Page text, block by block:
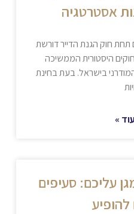
אסטרטגיה
תחת חוק הגנת הדייר דורשת
היסטורית הממשיכה
בישראל. בעת בחינת
»
עליכם: סעיפים
להופיע